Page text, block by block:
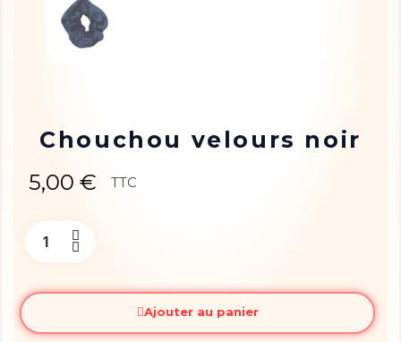
Chouchou velours noir
5,00 € TTC
Ajouter au panier